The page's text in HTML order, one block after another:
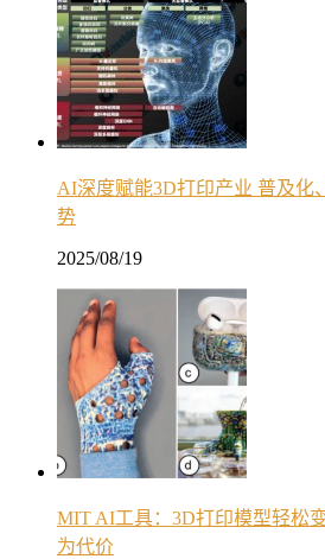
AI深度赋能3D打印产业 普及化
势
2025/08/19
MIT AI工具：3D打印模型轻松
为代价